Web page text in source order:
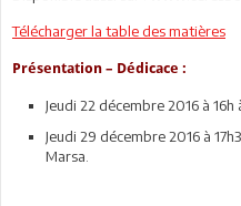
Télécharger la table des matières
Présentation – Dédicace :
Jeudi 22 décembre 2016 à
Jeudi 29 décembre 2016 à
Marsa.